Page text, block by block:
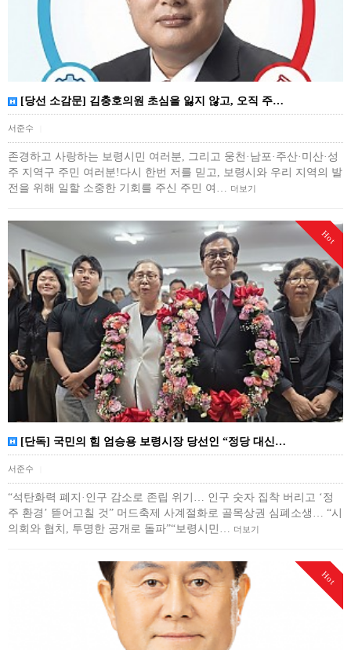
[당선 소감문] 김충호의원 초심을 잃지 않고, 오직 주…
서준수
존경하고 사랑하는 보령시민 여러분, 그리고 웅천·남포·주산·미산·성
주 지역구 주민 여러분!다시 한번 저를 믿고, 보령시와 우리 지역의 발
전을 위해 일할 소중한 기회를 주신 주민 여…
더보기
Hot
[단독] 국민의 힘 엄승용 보령시장 당선인 “정당 대신…
서준수
“석탄화력 폐지·인구 감소로 존립 위기… 인구 숫자 집착 버리고 ‘정
주 환경’ 뜯어고칠 것” 머드축제 사계절화로 골목상권 심폐소생… “시
의회와 협치, 투명한 공개로 돌파”“보령시민…
더보기
Hot